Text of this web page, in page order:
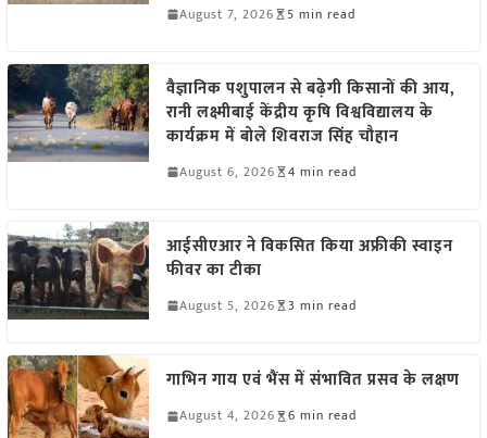
August 7, 2026 5 min read
वैज्ञानिक पशुपालन से बढ़ेगी किसानों की आय,
रानी लक्ष्मीबाई केंद्रीय कृषि विश्वविद्यालय के
कार्यक्रम में बोले शिवराज सिंह चौहान
August 6, 2026 4 min read
आईसीएआर ने विकसित किया अफ्रीकी स्वाइन
फीवर का टीका
August 5, 2026 3 min read
गाभिन गाय एवं भैंस में संभावित प्रसव के लक्षण
August 4, 2026 6 min read